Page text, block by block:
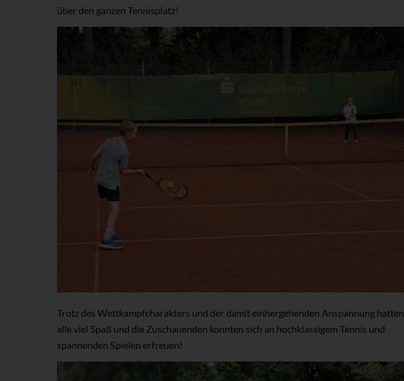
über den ganzen Tennisplatz!
Trotz des Wettkampfcharakters und der damit einhergehenden Anspannung hatten
alle viel Spaß und die Zuschauenden konnten sich an hochklassigem Tennis und
spannenden Spielen erfreuen!